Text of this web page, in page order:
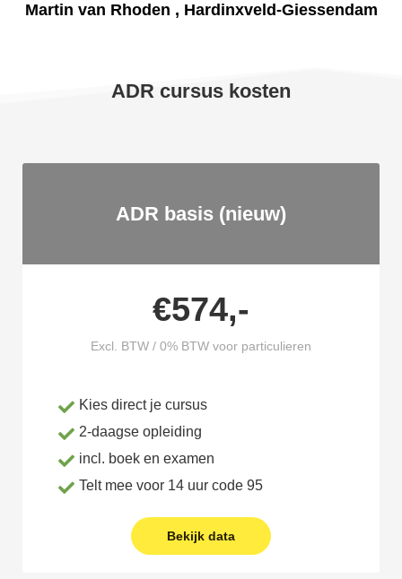
Martin van Rhoden , Hardinxveld-Giessendam
ADR cursus kosten
ADR basis (nieuw)
€574,-
Excl. BTW / 0% BTW voor particulieren
Kies direct je cursus
2-daagse opleiding
incl. boek en examen
Telt mee voor 14 uur code 95
Bekijk data